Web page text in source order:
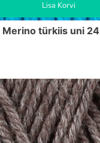
Lisa Korvi
türkiis uni 24